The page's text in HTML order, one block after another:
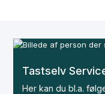
Tastselv
Her kan du bl.a.